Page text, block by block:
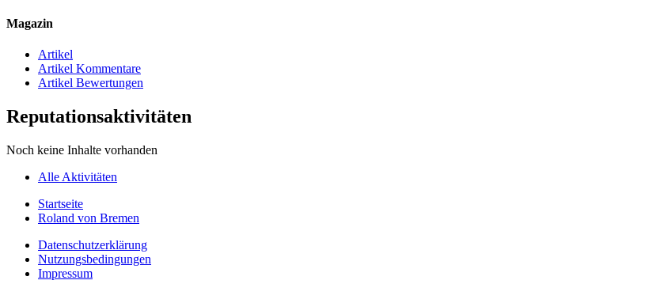
Magazin
Artikel
Artikel Kommentare
Artikel Bewertungen
Reputationsaktivitäten
Noch keine Inhalte vorhanden
Alle Aktivitäten
Startseite
Roland von Bremen
Datenschutzerklärung
Nutzungsbedingungen
Impressum